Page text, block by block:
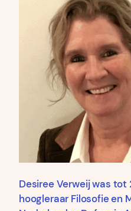
Desiree Verweij was
hoogleraar Filosofie en